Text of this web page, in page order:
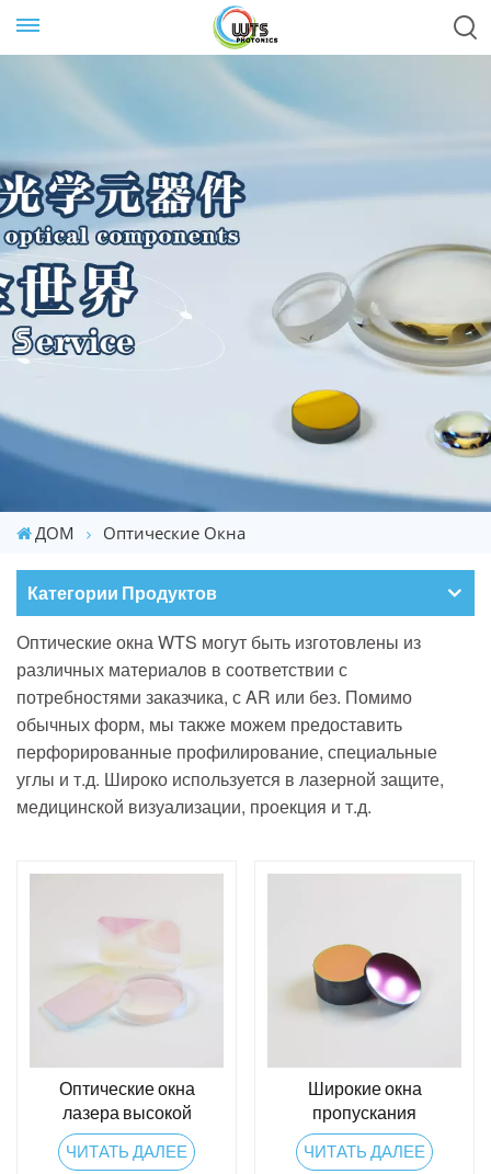
ДОМ Оптические Окна
Категории Продуктов
Оптические окна WTS могут быть изготовлены из
различных материалов в соответствии с
потребностями заказчика, с AR или без. Помимо
обычных форм, мы также можем предоставить
перфорированные профилирование, специальные
углы и т.д. Широко используется в лазерной защите,
медицинской визуализации, проекция и т.д.
Оптические окна
лазера высокой
мощности
ЧИТАТЬ ДАЛЕЕ
Широкие окна
пропускания
инфракрасного
излучения
ЧИТАТЬ ДАЛЕЕ